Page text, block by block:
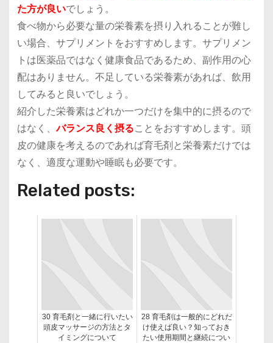
た方が良いでしょう。
食べ物から必要な量の栄養素を摂り入れることが難し
い場合、 サプリメント をおすすめします。サプリメン
トは医薬品ではなく健康食品であるため、副作用の心
配はありません。不足している栄養素があれば、飲用
してみると良いでしょう。
紹介した栄養素はどれか一つだけを集中的に摂るので
はなく、バランス良く摂ることをおすすめします。頭
皮の健康を考えるのであれば育毛剤と栄養素だけでは
なく、適度な運動や睡眠も必要です。
Related posts:
30 育毛剤と一緒に行いたい
頭皮マッサージの方法とタ
イミングについて
28 育毛剤は一般的にどれだ
け使えば良い？知っておき
たい使用期間と継続につい